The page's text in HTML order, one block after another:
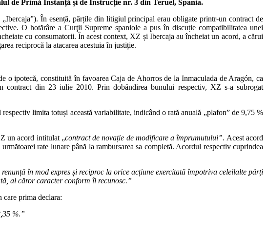
de Primă Instanță și de Instrucție nr. 3 din Teruel, Spania.
În esență, părțile din litigiul principal erau obligate printr‑un contract de
O hotărâre a Curţii Supreme spaniole a pus în discuție compatibilitatea unei
cu consumatorii. În acest context, XZ și Ibercaja au încheiat un acord, a cărui
reciprocă la atacarea acestuia în justiție.
ipotecă, constituită în favoarea Caja de Ahorros de la Inmaculada de Aragón, ca
contract din 23 iulie 2010. Prin dobândirea bunului respectiv, XZ s‑a subrogat
limita totuși această variabilitate, indicând o rată anuală „plafon” de 9,75 %
un acord intitulat „contract de novație de modificare a împrumutului”. Acest acord
rate lunare până la rambursarea sa completă. Acordul respectiv cuprindea
în mod expres și reciproc la orice acțiune exercitată împotriva celeilalte părți
al căror caracter conform îl recunosc.”
prima declara:
%.”